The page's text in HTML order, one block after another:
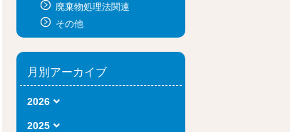
廃棄物処理法関連
その他
月別アーカイブ
2026
2025